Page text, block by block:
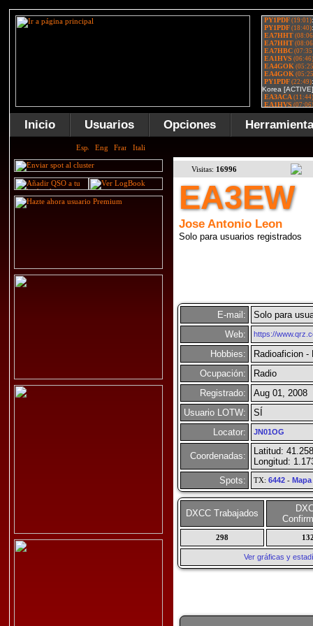
Inicio Usuarios Opciones
Visitas: 16996
EA3EW
Jose Antonio Leon
Solo para usuarios registrados
E-mail:
Solo para
Web:
https://
Hobbies:
Radioaficion -
Ocupación:
Radio
Registrado:
Aug 01, 2008
Usuario LOTW:
SÍ
Locator:
JN01OG
Coordenadas:
Latitud:
Longitud:
Spots:
TX: 6442- Mapa
DXCC Trabajados
298
Ver gráficas y